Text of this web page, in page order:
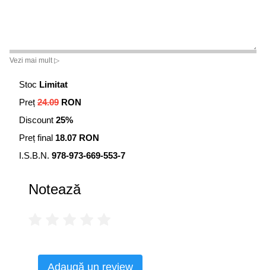
Vezi mai mult ▷
Stoc Limitat
Preț 24.09 RON
Discount 25%
Preț final 18.07 RON
I.S.B.N. 978-973-669-553-7
Notează
Adaugă un review